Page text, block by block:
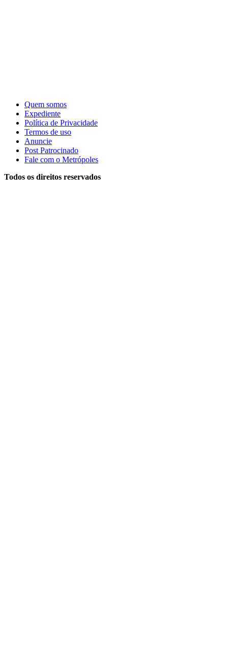
Quem somos
Expediente
Política de Privacidade
Termos de uso
Anuncie
Post Patrocinado
Fale com o Metrópoles
Todos os direitos reservados